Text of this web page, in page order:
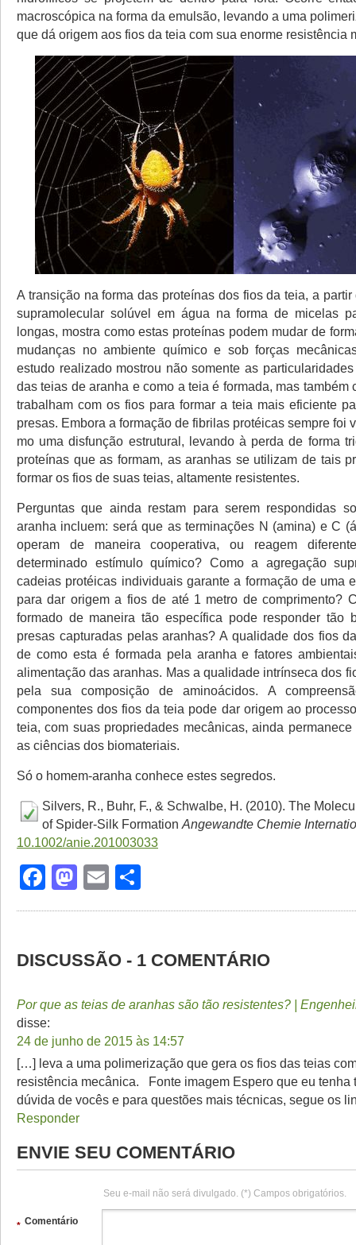
macroscópica na forma da emulsão, levando a uma
que dá origem aos fios da teia com sua enorme resistência
A transição na forma das proteínas dos fios da teia, a
supramolecular solúvel em água na forma de micelas
longas, mostra como estas proteínas podem mudar de
mudanças no ambiente químico e sob forças
estudo realizado mostrou não somente as
das teias de aranha e como a teia é formada, mas também
trabalham com os fios para formar a teia mais eficiente
presas. Embora a formação de fibrilas protéicas sempre foi
mo uma disfunção estrutural, levando à perda de forma
proteínas que as formam, as aranhas se utilizam de tais
formar os fios de suas teias, altamente resistentes.
Perguntas que ainda restam para serem respondidas
aranha incluem: será que as terminações N (amina) e C
operam de maneira cooperativa, ou reagem
determinado estímulo químico? Como a agregação
cadeias protéicas individuais garante a formação de uma
para dar origem a fios de até 1 metro de comprimento?
formado de maneira tão específica pode responder tão
presas capturadas pelas aranhas? A qualidade dos fios
de como esta é formada pela aranha e fatores
alimentação das aranhas. Mas a qualidade intrínseca dos
pela sua composição de aminoácidos. A
componentes dos fios da teia pode dar origem ao
teia, com suas propriedades mecânicas, ainda
as ciências dos biomateriais.
Só o homem-aranha conhece estes segredos.
Silvers, R., Buhr, F., & Schwalbe, H. (2010). The
of Spider-Silk Formation Angewandte Chemie
10.1002/anie.201003033
Facebook
Mastodon
Email
DISCUSSÃO - 1 COMENTÁRIO
Por que as teias de aranhas são tão resistentes? |
disse:
24 de junho de 2015 às 14:57
[…] leva a uma polimerização que gera os fios das teias
resistência mecânica. Fonte imagem Espero que eu tenha
dúvida de vocês e para questões mais técnicas, segue os
Responder
ENVIE SEU COMENTÁRIO
Seu e-mail não será divulgado. (*) Campos obrigatórios.
Comentário
*